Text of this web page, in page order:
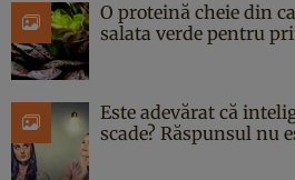
O proteină cheie din
salata verde pentru
Este adevărat că
scade? Răspunsul nu